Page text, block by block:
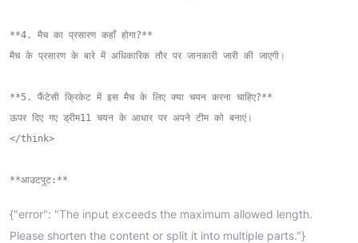
**4. मैच का प्रसारण कहाँ होगा?**
मैच के प्रसारण के बारे में अधिकारिक तौर पर जानकारी जारी की जाएगी।
**5. फैंटेसी क्रिकेट में इस मैच के लिए क्या चयन करना चाहिए?**
ऊपर दिए गए ड्रीम11 चयन के आधार पर अपने टीम को बनाएं।
</think>
{"error": "The input exceeds the maximum allowed length.
Please shorten the content or split it into multiple parts."}